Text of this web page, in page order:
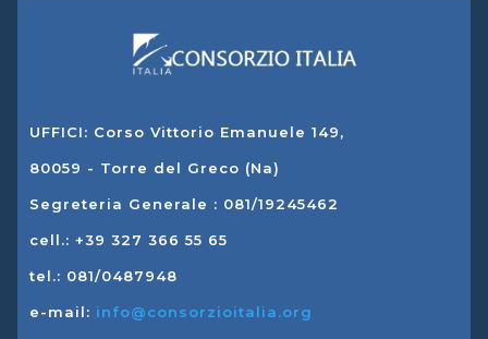
UFFICI: Corso Vittorio Emanuele 149,
80059 - Torre del Greco (Na)
Segreteria Generale : 081/19245462
cell.: +39 327 366 55 65
tel.: 081/0487948
e-mail: info@consorzioitalia.org